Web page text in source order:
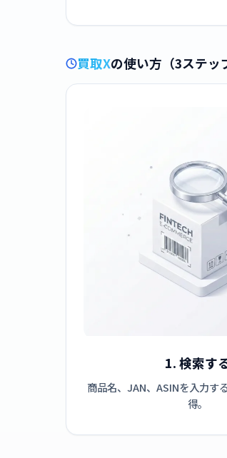
買取Xの使い方（3ステッ
1. 検索す
商品名、JAN、ASINを入力す
得。